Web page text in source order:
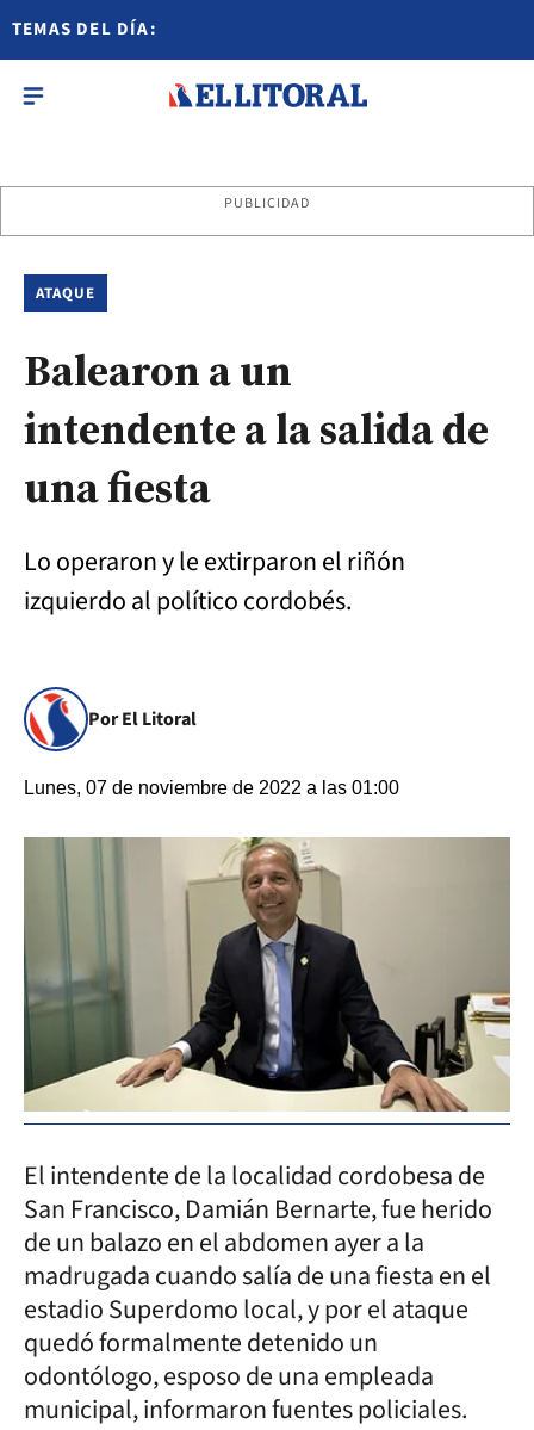
TEMAS DEL DÍA:
PUBLICIDAD
ATAQUE
Balearon a un
intendente a la salida de
una fiesta
Lo operaron y le extirparon el riñón
izquierdo al político cordobés.
Por El Litoral
Lunes, 07 de noviembre de 2022 a las 01:00
El intendente de la localidad cordobesa de
San Francisco, Damián Bernarte, fue herido
de un balazo en el abdomen ayer a la
madrugada cuando salía de una fiesta en el
estadio Superdomo local, y por el ataque
quedó formalmente detenido un
odontólogo, esposo de una empleada
municipal, informaron fuentes policiales.